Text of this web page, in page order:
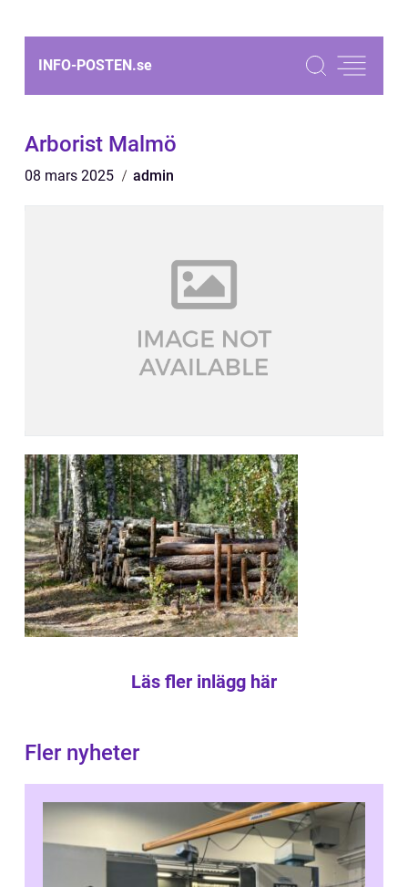
INFO-POSTEN.se
Arborist Malmö
08 mars 2025 admin
Läs fler inlägg här
Fler nyheter